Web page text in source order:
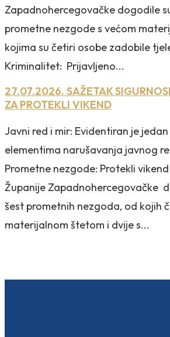
Zapadnohercegovačke dogodile
prometne nezgode s većom
kojima su četiri osobe zadobile
Kriminalitet: Prijavljeno...
27.07.2026. SAŽETAK
ZA PROTEKLI VIKEND
Javni red i mir: Evidentiran je
elementima narušavanja javnog
Prometne nezgode: Protekli
Županije Zapadnohercegovačke
šest prometnih nezgoda, od kojih
materijalnom štetom i dvije s...